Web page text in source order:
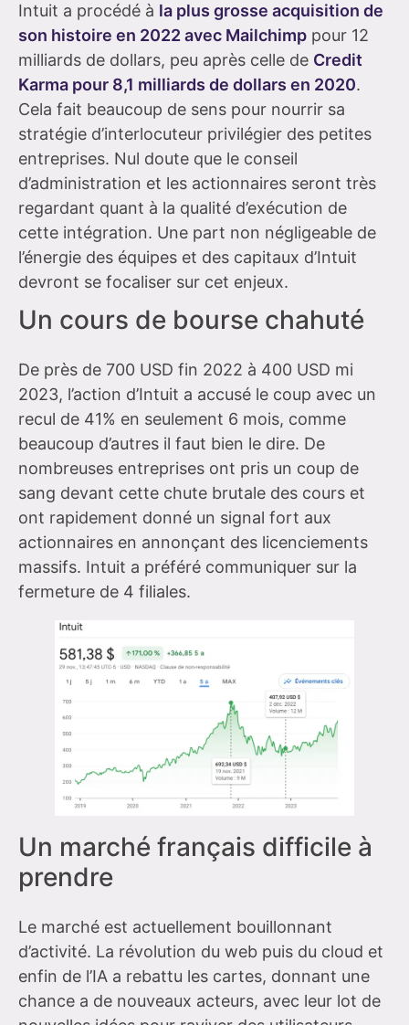
Intuit a procédé à la plus grosse acquisition de
son histoire en 2022 avec Mailchimp pour 12
milliards de dollars, peu après celle de Credit
Karma pour 8,1 milliards de dollars en 2020.
Cela fait beaucoup de sens pour nourrir sa
stratégie d’interlocuteur privilégier des petites
entreprises. Nul doute que le conseil
d’administration et les actionnaires seront très
regardant quant à la qualité d’exécution de
cette intégration. Une part non négligeable de
l’énergie des équipes et des capitaux d’Intuit
devront se focaliser sur cet enjeux.
Un cours de bourse chahuté
De près de 700 USD fin 2022 à 400 USD mi
2023, l’action d’Intuit a accusé le coup avec un
recul de 41% en seulement 6 mois, comme
beaucoup d’autres il faut bien le dire. De
nombreuses entreprises ont pris un coup de
sang devant cette chute brutale des cours et
ont rapidement donné un signal fort aux
actionnaires en annonçant des licenciements
massifs. Intuit a préféré communiquer sur la
fermeture de 4 filiales.
Un marché français difficile à
prendre
Le marché est actuellement bouillonnant
d’activité. La révolution du web puis du cloud et
enfin de l’IA a rebattu les cartes, donnant une
chance a de nouveaux acteurs, avec leur lot de